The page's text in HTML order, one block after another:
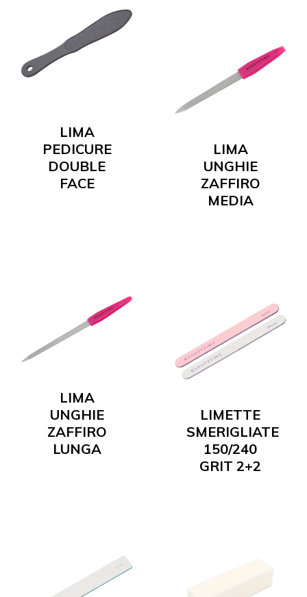
LIMA
PEDICURE
DOUBLE
FACE
LIMA
UNGHIE
ZAFFIRO
MEDIA
LIMA
UNGHIE
ZAFFIRO
LUNGA
LIMETTE
SMERIGLIATE
150/240
GRIT 2+2